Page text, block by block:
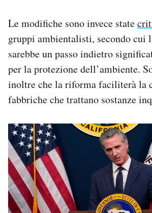
Le modifiche sono invece state
gruppi ambientalisti, secondo cui
sarebbe un passo indietro
per la protezione dell’ambiente.
inoltre che la riforma faciliterà la
fabbriche che trattano sostanze